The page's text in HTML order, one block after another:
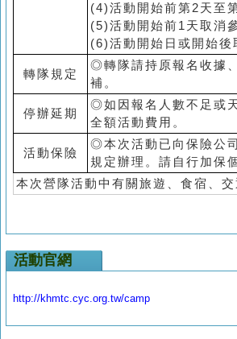
(4)活動開始前第2天至
(5)活動開始前1天取消
(6)活動開始日或開始後
轉隊規定
◎轉隊請持原報名收據
補。
停辦延期
◎如因報名人數不足或
全額活動費用。
活動保險
◎本次活動已向保險公
規定辦理。請自行加保
本次營隊活動中有關旅遊、食宿、
活動官網
http://khmtc.cyc.org.tw/camp